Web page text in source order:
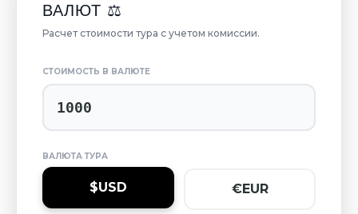
ВАЛЮТ ⚖️
Расчет стоимости тура с учетом комиссии.
СТОИМОСТЬ В ВАЛЮТЕ
ВАЛЮТА ТУРА
$USD €EUR